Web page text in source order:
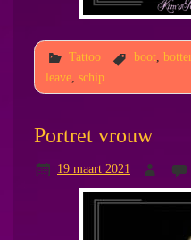
Tattoo boot, botter
leave, schip
Portret vrouw
19 maart 2021